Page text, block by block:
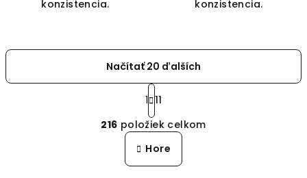
konzistencia.
konzistencia.
O
v
l
á
Načítať 20 ďalších
S
t
r
á
k
o
1 11
216 položiek celkom
Hore